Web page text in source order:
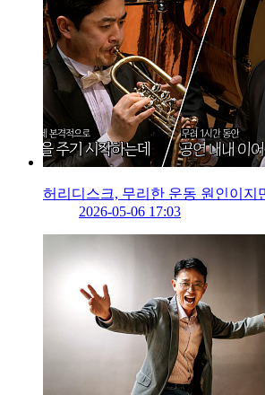
허리디스크, 무리한 운동 원인이지
2026-05-06 17:03